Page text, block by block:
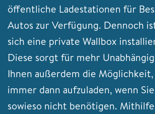
öffentliche Ladestationen für
Autos zur Verfügung. Dennoch
sich eine private Wallbox
Diese sorgt für mehr
Ihnen außerdem die Möglichkeit,
immer dann aufzuladen, wenn
sowieso nicht benötigen.